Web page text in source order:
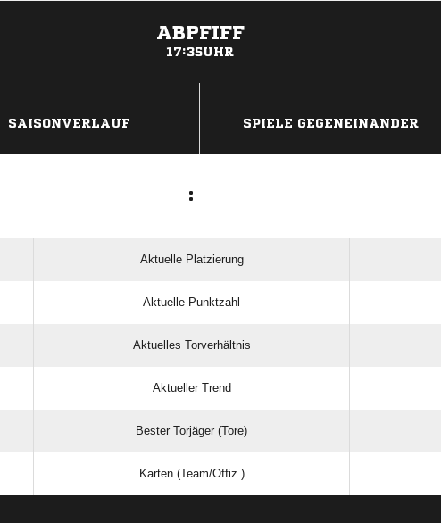
ABPFIFF
17:35UHR
SAISONVERLAUF SPIELE GEGENEINANDER
:
Aktuelle Platzierung
Aktuelle Punktzahl
Aktuelles Torverhältnis
Aktueller Trend
Bester Torjäger (Tore)
Karten (Team/Offiz.)